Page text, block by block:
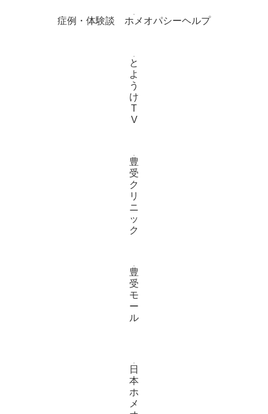
症例・体験談 ホメオパシーヘルプ
と
よ
う
け
T
V
豊
受
ク
リ
ニ
ッ
ク
豊
受
モ
ー
ル
日
本
ホ
メ